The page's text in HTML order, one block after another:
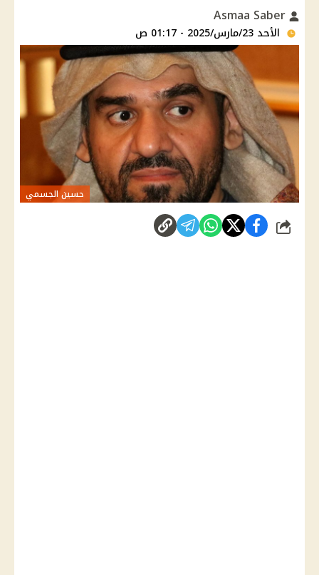
الأحد 23/مارس/2025 - 01:17 ص
حسين الجسمي
شارك